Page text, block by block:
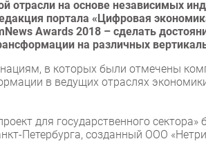
отрасли на основе независимых
портала «Цифровая
Awards 2018 – сделать
на различных
в которых были отмечены
в ведущих отраслях
для государственного сектора»
Петербурга, созданный ООО